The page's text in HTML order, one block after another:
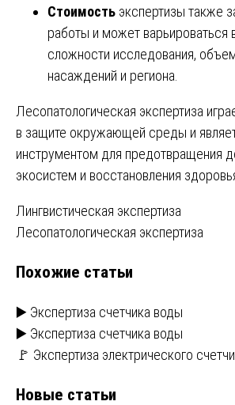
Стоимость экспертизы также
работы и может варьироваться
сложности исследования,
насаждений и региона.
Лесопатологическая экспертиза
в защите окружающей среды и
инструментом для предотвращения
экосистем и восстановления
Навигация
записям
Лингвистическая экспертиза
Лесопатологическая экспертиза
Похожие статьи
▶️ Экспертиза счетчика воды
▶️ Экспертиза счетчика воды
🚩 Экспертиза электрического
Новые статьи